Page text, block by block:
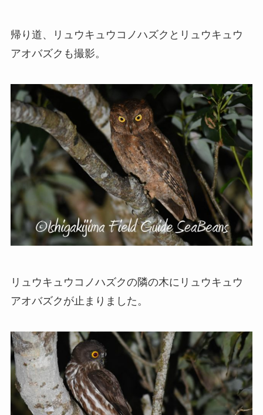
帰り道、リュウキュウコノハズクとリュウキュウ
アオバズクも撮影。
リュウキュウコノハズクの隣の木にリュウキュウ
アオバズクが止まりました。